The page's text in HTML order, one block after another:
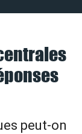
peut-on